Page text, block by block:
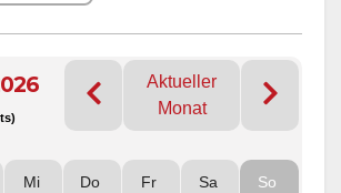
Aktueller
Monat
Mi Do Fr Sa So